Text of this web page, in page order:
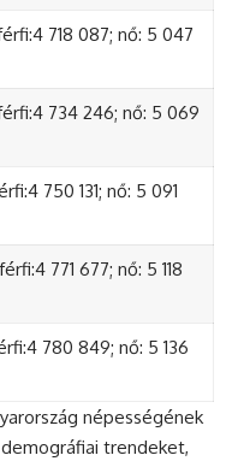
718 087; nő: 5 047
734 246; nő: 5 069
750 131; nő: 5 091
771 677; nő: 5 118
780 849; nő: 5 136
népességének
trendeket,